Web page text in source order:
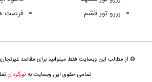
رزرو تور قشم
فرصت
© از مطالب این وبسایت فقط میتوانید برای مقاصد غیرتجاری
تمامی حقوق این وبسایت بهتورگردان